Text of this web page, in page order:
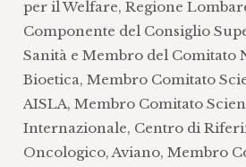
per il Welfare, Regione
Componente del Consiglio
Sanità e Membro del Comitato
Bioetica, Membro Comitato
AISLA, Membro Comitato
Internazionale, Centro di
Oncologico, Aviano, Membro